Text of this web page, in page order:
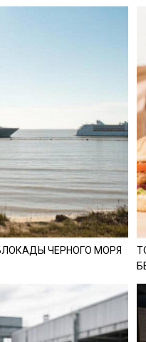
ЧЕРНОГО МОРЯ